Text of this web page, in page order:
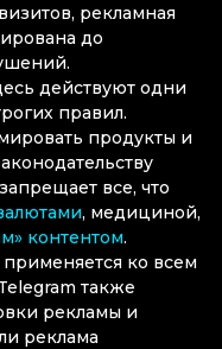
рекламная
до
действуют одни
правил.
продукты и
все, что
, медициной,
контентом.
ко всем
также
рекламы и
реклама